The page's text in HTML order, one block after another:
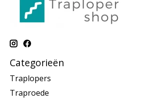
Categorieën
Traplopers
Traproede